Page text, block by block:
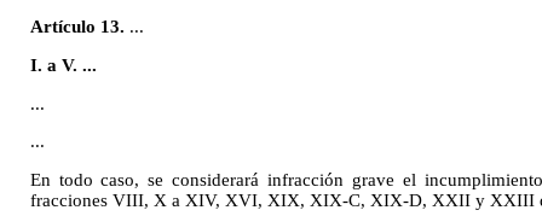
Artículo 13. ...
I. a V. ...
...
...
En todo caso, se considerará infracción grave el
fracciones VIII, X a XIV, XVI, XIX, XIX-C, XIX-D, XXII y XXIII